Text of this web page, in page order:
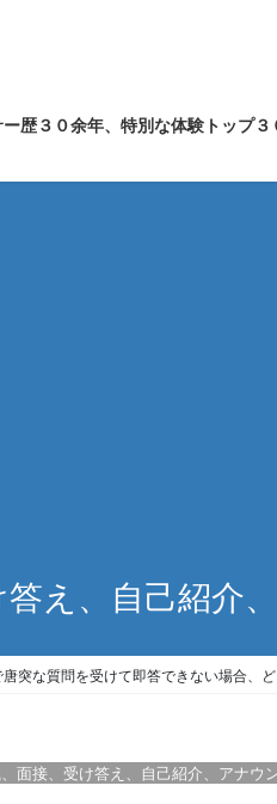
歴３０余年、特別な体験トップ３
え、自己紹介
唐突な質問を受けて即答できない場合、
面接、受け答え、自己紹介、アナウ